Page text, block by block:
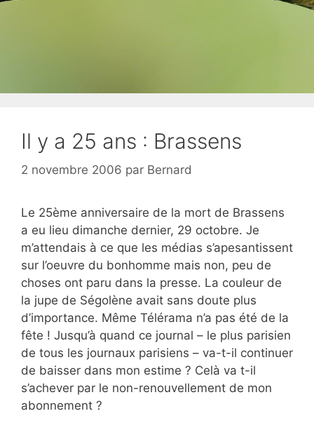
Il y a 25 ans : Brassens
2 novembre 2006 par Bernard
Le 25ème anniversaire de la mort de Brassens
a eu lieu dimanche dernier, 29 octobre. Je
m’attendais à ce que les médias s’apesantissent
sur l’oeuvre du bonhomme mais non, peu de
choses ont paru dans la presse. La couleur de
la jupe de Ségolène avait sans doute plus
d’importance. Même Télérama n’a pas été de la
fête ! Jusqu’à quand ce journal – le plus parisien
de tous les journaux parisiens – va-t-il continuer
de baisser dans mon estime ? Celà va t-il
s’achever par le non-renouvellement de mon
abonnement ?